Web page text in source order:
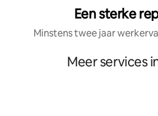
Een sterke
Minstens twee jaar
Meer services